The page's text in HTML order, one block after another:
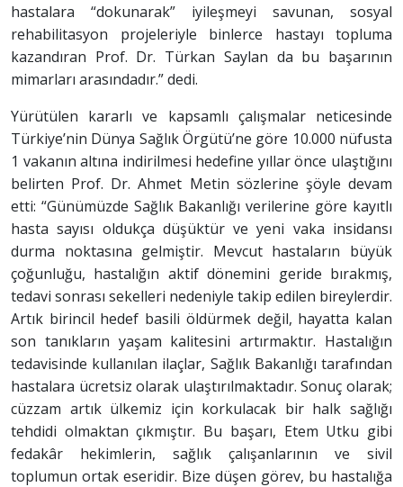
hastalara “dokunarak” iyileşmeyi savunan, sosyal
rehabilitasyon projeleriyle binlerce hastayı topluma
kazandıran Prof. Dr. Türkan Saylan da bu başarının
mimarları arasındadır.” dedi.
Yürütülen kararlı ve kapsamlı çalışmalar neticesinde
Türkiye’nin Dünya Sağlık Örgütü’ne göre 10.000 nüfusta
1 vakanın altına indirilmesi hedefine yıllar önce ulaştığını
belirten Prof. Dr. Ahmet Metin sözlerine şöyle devam
etti: “Günümüzde Sağlık Bakanlığı verilerine göre kayıtlı
hasta sayısı oldukça düşüktür ve yeni vaka insidansı
durma noktasına gelmiştir. Mevcut hastaların büyük
çoğunluğu, hastalığın aktif dönemini geride bırakmış,
tedavi sonrası sekelleri nedeniyle takip edilen bireylerdir.
Artık birincil hedef basili öldürmek değil, hayatta kalan
son tanıkların yaşam kalitesini artırmaktır. Hastalığın
tedavisinde kullanılan ilaçlar, Sağlık Bakanlığı tarafından
hastalara ücretsiz olarak ulaştırılmaktadır. Sonuç olarak;
cüzzam artık ülkemiz için korkulacak bir halk sağlığı
tehdidi olmaktan çıkmıştır. Bu başarı, Etem Utku gibi
fedakâr hekimlerin, sağlık çalışanlarının ve sivil
toplumun ortak eseridir. Bize düşen görev, bu hastalığa